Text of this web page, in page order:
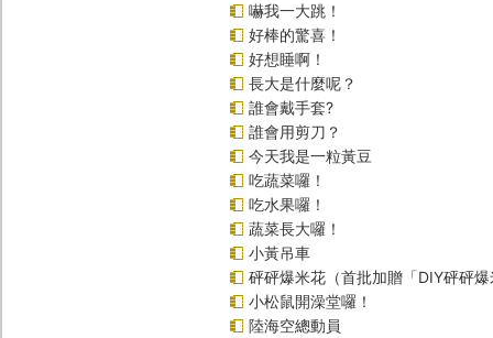
嚇我一大跳！
好棒的驚喜！
好想睡啊！
長大是什麼呢？
誰會戴手套?
誰會用剪刀？
今天我是一粒黃豆
吃蔬菜囉！
吃水果囉！
蔬菜長大囉！
小黃吊車
砰砰爆米花（首批加贈「DIY砰砰
小松鼠開澡堂囉！
陸海空總動員